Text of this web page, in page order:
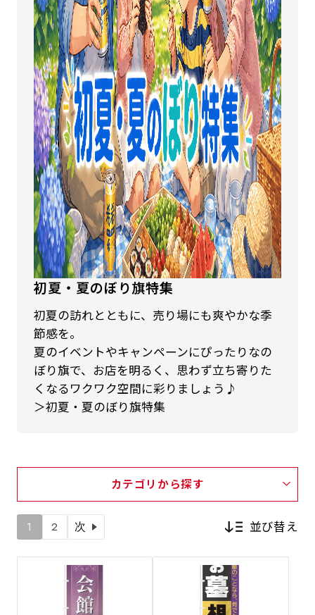
初夏・夏のぼり旗特集
初夏の訪れとともに、売り場にも爽やかな季
節感を。
夏のイベントやキャンペーンにぴったりなの
ぼり旗で、お店を明るく、思わず立ち寄りた
くなるワクワク空間に彩りましょう♪
＞初夏・夏のぼり旗特集
カテゴリから探す
1 2 次 並び替え
新着順